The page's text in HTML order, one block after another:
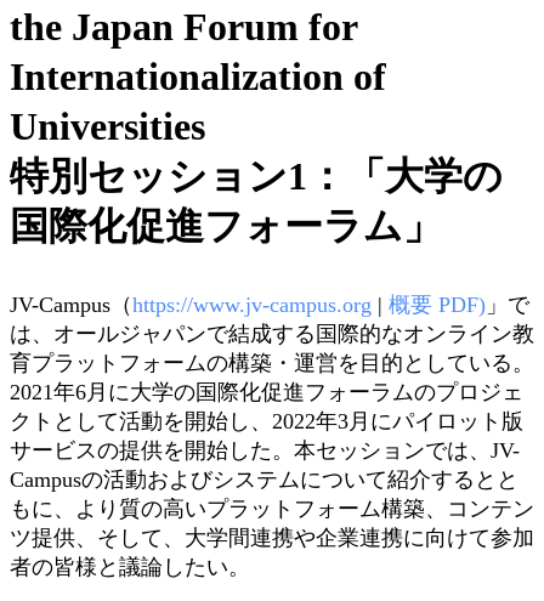
the Japan Forum for
Internationalization of
Universities
特別セッション1：「大学の
国際化促進フォーラム」
JV-Campus（https://www.jv-campus.org | 概要 PDF) 」で
は、オールジャパンで結成する国際的なオンライン教
育プラットフォームの構築・運営を目的としている。
2021年6月に大学の国際化促進フォーラムのプロジェ
クトとして活動を開始し、2022年3月にパイロット版
サービスの提供を開始した。本セッションでは、JV-
Campusの活動およびシステムについて紹介するとと
もに、より質の高いプラットフォーム構築、コンテン
ツ提供、そして、大学間連携や企業連携に向けて参加
者の皆様と議論したい。